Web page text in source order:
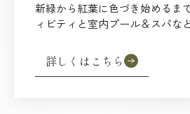
新緑から紅葉に色づき始めるま
ィビティと室内プール＆スパな
詳しくはこちら